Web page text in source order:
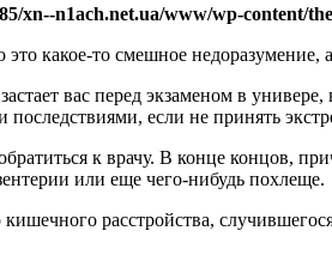
xn--n1ach.net.ua/www/wp-content/
какое-то смешное недоразумение,
вас перед экзаменом в
если не принять
к врачу. В конце концов,
или еще чего-нибудь похлеще.
расстройства,